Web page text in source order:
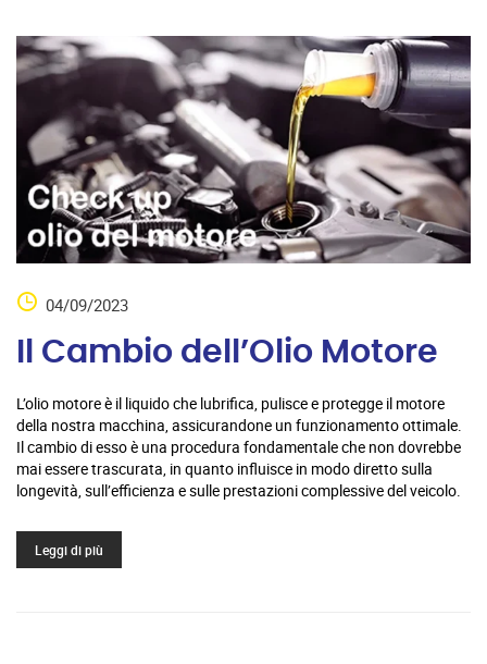
04/09/2023
Il Cambio dell’Olio Motore
L’olio motore è il liquido che lubrifica, pulisce e protegge il motore
della nostra macchina, assicurandone un funzionamento ottimale.
Il cambio di esso è una procedura fondamentale che non dovrebbe
mai essere trascurata, in quanto influisce in modo diretto sulla
longevità, sull’efficienza e sulle prestazioni complessive del veicolo.
Leggi di più